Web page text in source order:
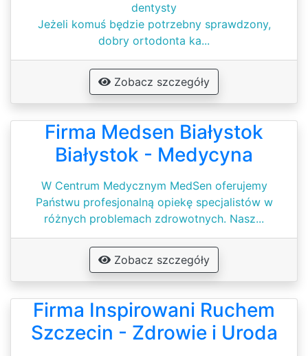
dentysty
Jeżeli komuś będzie potrzebny sprawdzony,
dobry ortodonta ka...
Zobacz szczegóły
Firma Medsen Białystok
Białystok - Medycyna
W Centrum Medycznym MedSen oferujemy
Państwu profesjonalną opiekę specjalistów w
różnych problemach zdrowotnych. Nasz...
Zobacz szczegóły
Firma Inspirowani Ruchem
Szczecin - Zdrowie i Uroda